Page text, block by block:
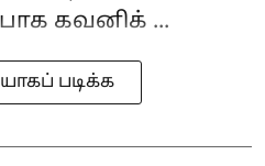
கவனிக் ...
படிக்க